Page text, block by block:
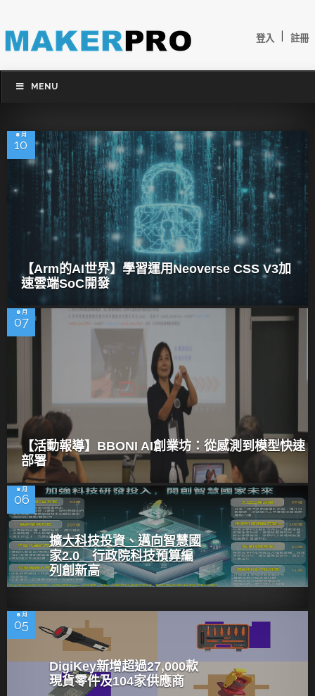
登入 註冊
MENU
8 月
10
【Arm的AI世界】學習運用Neoverse CSS V3加
速雲端SoC開發
8 月
07
【活動報導】BBONI AI創業坊：從感測到模型快速
部署
8 月
06
擴大科技投資、邁向智慧國
家2.0 行政院科技預算編
列創新高
8 月
05
DigiKey新增超過27,000款
現貨零件及104家供應商